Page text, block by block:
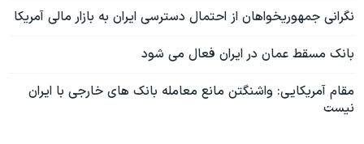
نگرانی جمهوریخواهان از احتمال دسترسی ایران به بازار مالی آمریکا
بانک مسقط عمان در ایران فعال می شود
مقام آمریکایی: واشنگتن مانع معامله بانک های خارجی با ایران
نیست